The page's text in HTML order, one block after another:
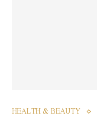
HEALTH & BEAUTY